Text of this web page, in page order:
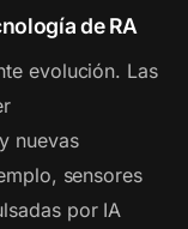
de RA
evolución. Las
nuevas
sensores
por IA